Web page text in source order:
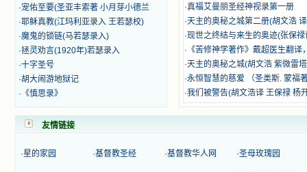
我立刻成圣。但是主让我明白，灵命
的成长需要时间，成长是渐进的，农
民等待稻谷的长成需要整个季节，才
能品尝丰收的喜悦，我也要有谦卑受
教的态度才能接受主的话语，要让这
些圣言成为血肉（果实），是需要时
间的。 从网上我读到许多有益心
灵的书。当我首次读到盖恩夫人的传
撼着我的心，我接受到了一个很大的
恩宠，使我认识了十字架是生命的真
又有别一种感受，我看到了一个与我
·宠佑至要(圣亚丰索著 小月芽小德兰
·耶稣真教(江玛利亚录入 王若瑟校)
·魔鬼的锁链(马若瑟录入)
·拯灵劝言(1920年)若瑟录入
·十字圣号
·胡大闹游地狱记
· 《慎思录》
·真福艾曼丽圣经神视录第一册
·天主的奥秘之城第二册(胡文浩
·现世之终结与来生的奥迹(张保禄
· 《苦修神学著作》戴超医生翻译
·天主的奥秘之城(胡文浩 紫微雷
·永恒智慧的慈爱 （圣类斯. 蒙福
·我们被警告(胡文浩译 王保禄 杨
友情链接
·星的家园 ·基督教圣经 ·基督教华人网 ·圣母玫瑰园